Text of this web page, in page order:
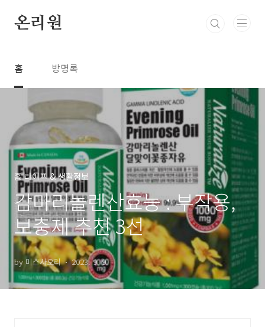
온리원
홈 방명록
홈 라이프 & 생활정보
감마리놀렌산효능 : 부작용,
보충제 추천 3선
by 미스사오리 2023. 9. 9.